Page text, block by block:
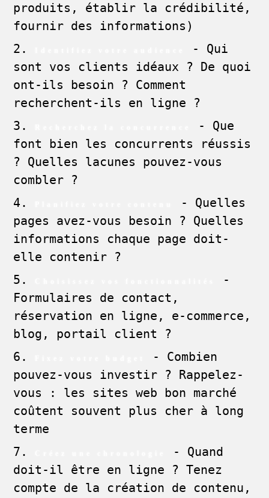
produits, établir la crédibilité,
fournir des informations)
- Qui
sont vos clients idéaux ? De quoi
ont-ils besoin ? Comment
recherchent-ils en ligne ?
- Que
font bien les concurrents réussis
? Quelles lacunes pouvez-vous
combler ?
- Quelles
pages avez-vous besoin ? Quelles
informations chaque page doit-
elle contenir ?
-
Formulaires de contact,
réservation en ligne, e-commerce,
blog, portail client ?
- Combien
pouvez-vous investir ? Rappelez-
vous : les sites web bon marché
coûtent souvent plus cher à long
terme
- Quand
doit-il être en ligne ? Tenez
compte de la création de contenu,